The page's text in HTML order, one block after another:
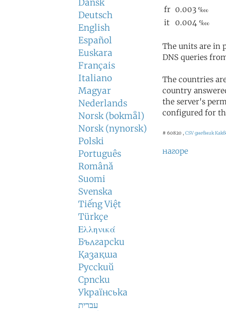
Dansk
Deutsch
English
Español
Euskara
Français
Italiano
Magyar
Nederlands
Norsk (bokmål)
Norsk (nynorsk)
Polski
Português
Română
Suomi
Svenska
Tiếng Việt
Türkçe
Ελληνικά
Български
Қазақша
Русский
Српски
Українська
עברית
The units are in
DNS queries
The countries
country
the server's
configured for
# 60820 , CSV дневник
нагоре